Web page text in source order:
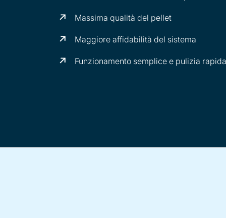
Massima qualità del pellet
Maggiore affidabilità del sistema
Funzionamento semplice e pulizia rapida